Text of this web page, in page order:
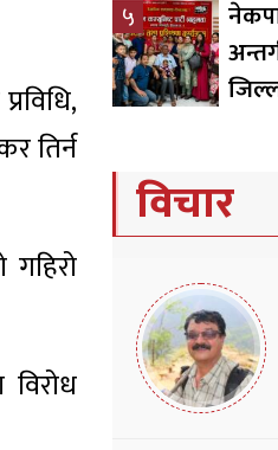
तिर्न
५
विचार